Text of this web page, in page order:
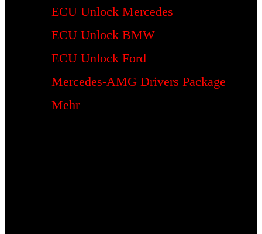
ECU Unlock Mercedes
ECU Unlock BMW
ECU Unlock Ford
Mercedes-AMG Drivers Package
Mehr